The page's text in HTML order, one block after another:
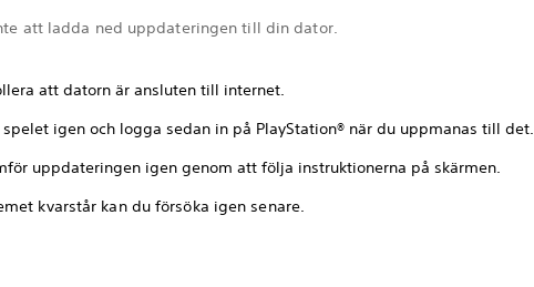
att ladda ned uppdateringen till din dator.
att datorn är ansluten till internet.
spelet igen och logga sedan in på PlayStation® när du uppmanas till det.
uppdateringen igen genom att följa instruktionerna på skärmen.
kvarstår kan du försöka igen senare.